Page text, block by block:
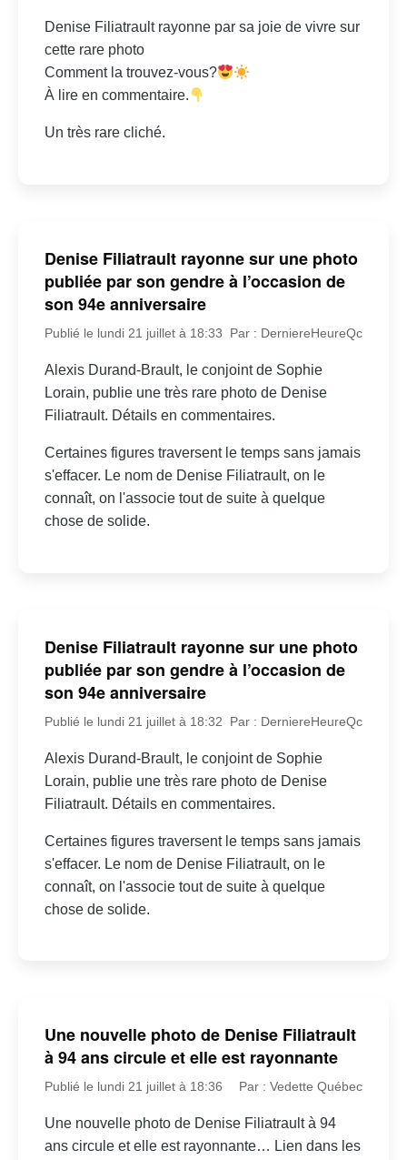
Denise Filiatrault rayonne par sa joie de vivre sur
cette rare photo
Comment la trouvez-vous?
À lire en commentaire.
Un très rare cliché.
Denise Filiatrault rayonne sur une photo
publiée par son gendre à l’occasion de
son 94e anniversaire
Publié le lundi 21 juillet à 18:33 Par : DerniereHeureQc
Alexis Durand-Brault, le conjoint de Sophie
Lorain, publie une très rare photo de Denise
Filiatrault. Détails en commentaires.
Certaines figures traversent le temps sans jamais
s'effacer. Le nom de Denise Filiatrault, on le
connaît, on l'associe tout de suite à quelque
chose de solide.
Denise Filiatrault rayonne sur une photo
publiée par son gendre à l’occasion de
son 94e anniversaire
Publié le lundi 21 juillet à 18:32 Par : DerniereHeureQc
Alexis Durand-Brault, le conjoint de Sophie
Lorain, publie une très rare photo de Denise
Filiatrault. Détails en commentaires.
Certaines figures traversent le temps sans jamais
s'effacer. Le nom de Denise Filiatrault, on le
connaît, on l'associe tout de suite à quelque
chose de solide.
Une nouvelle photo de Denise Filiatrault
à 94 ans circule et elle est rayonnante
Publié le lundi 21 juillet à 18:36 Par : Vedette Québec
Une nouvelle photo de Denise Filiatrault à 94
ans circule et elle est rayonnante… Lien dans les